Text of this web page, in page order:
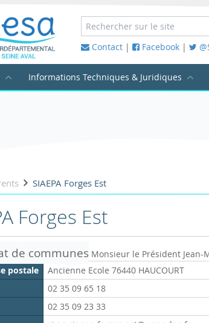
Contact | Facebook |
Informations Techniques & Juridiques
SIAEPA Forges Est
Forges Est
de communes Monsieur le Président Jean-
postale
Ancienne Ecole 76440 HAUCOURT
02 35 09 65 18
02 35 09 23 33